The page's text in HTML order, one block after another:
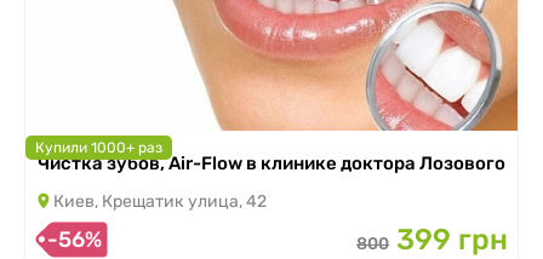
Купили 1000+ раз
Чистка зубов, Air-Flow в клинике доктора Лозового
Киев, Крещатик улица, 42
-56% 800 399 грн